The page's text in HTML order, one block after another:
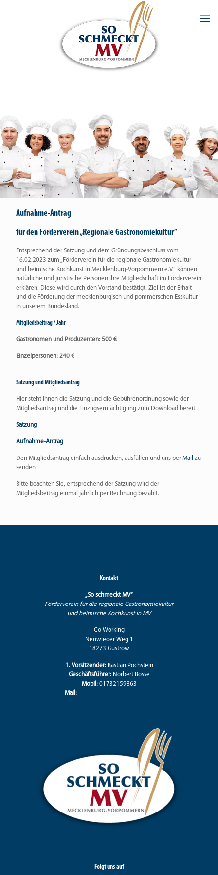
Aufnahme-Antrag
für den Förderverein „Regionale Gastronomiekultur“
Entsprechend der Satzung und dem Gründungsbeschluss vom
16.02.2023 zum „Förderverein für die regionale Gastronomiekultur
und heimische Kochkunst in Mecklenburg-Vorpommern e.V.“ können
natürliche und juristische Personen ihre Mitgliedschaft im Förderverein
erklären. Diese wird durch den Vorstand bestätigt. Ziel ist der Erhalt
und die Förderung der mecklenburgisch und pommerschen Esskultur
in unserem Bundesland.
Mitgliedsbeitrag / Jahr
Gastronomen und Produzenten: 500 €
Einzelpersonen: 240 €
Satzung und Mitgliedsantrag
Hier steht Ihnen die Satzung und die Gebührenordnung sowie der
Mitgliedsantrag und die Einzugsermächtigung zum Download bereit.
Satzung
Aufnahme-Antrag
Den Mitgliedsantrag einfach ausdrucken, ausfüllen und uns per Mail zu
senden.
Bitte beachten Sie, entsprechend der Satzung wird der
Mitgliedsbeitrag einmal jährlich per Rechnung bezahlt.
Kontakt
„So schmeckt MV“
Förderverein für die regionale Gastronomiekultur
und heimische Kochkunst in MV
Co Working
Neuwieder Weg 1
18273 Güstrow
1. Vorsitzender:Bastian Pochstein
Geschäftsführer:Norbert Bosse
Mobil: 01732159863
Mail:
Folgt uns auf